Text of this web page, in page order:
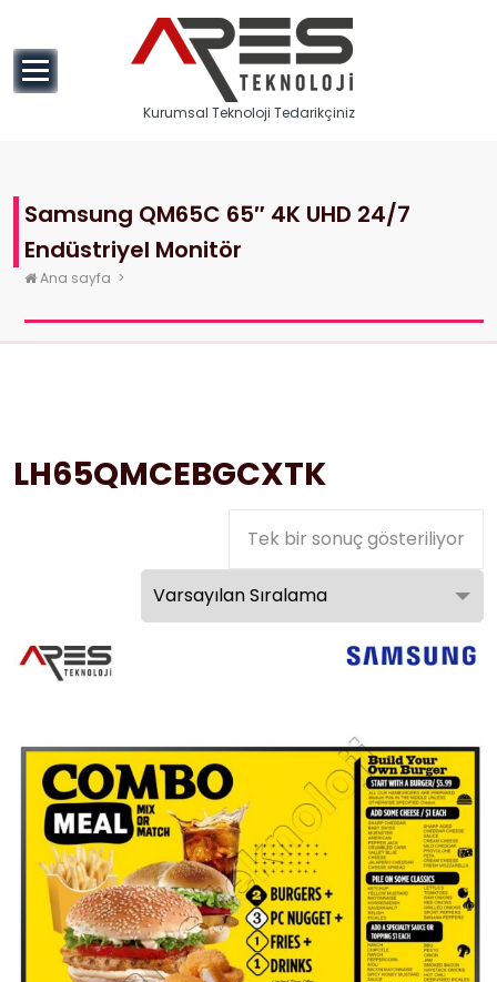
Kurumsal Teknoloji Tedarikçiniz
Samsung QM65C 65″ 4K UHD 24/7
Endüstriyel Monitör
Ana sayfa >
LH65QMCEBGCXTK
Tek bir sonuç gösteriliyor